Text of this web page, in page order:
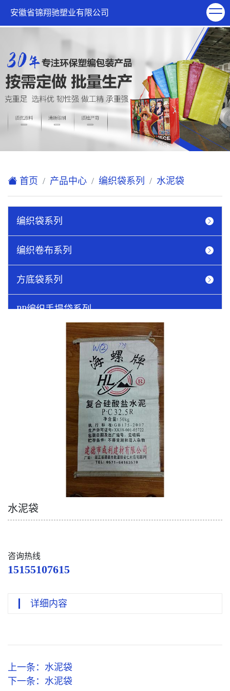
欢迎访问安徽省锦翔驰塑业有限公司网站！
联系我们
安徽省锦翔驰塑业有限公司
首页 产品中心 编织袋系列 水泥袋
编织袋系列
编织卷布系列
方底袋系列
PP编织手提袋系列
水泥袋
咨询热线
15155107615
详细内容
上一条： 水泥袋
下一条： 水泥袋